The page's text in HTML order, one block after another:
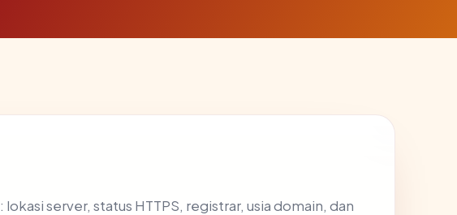
: lokasi server, status HTTPS, registrar, usia domain, dan